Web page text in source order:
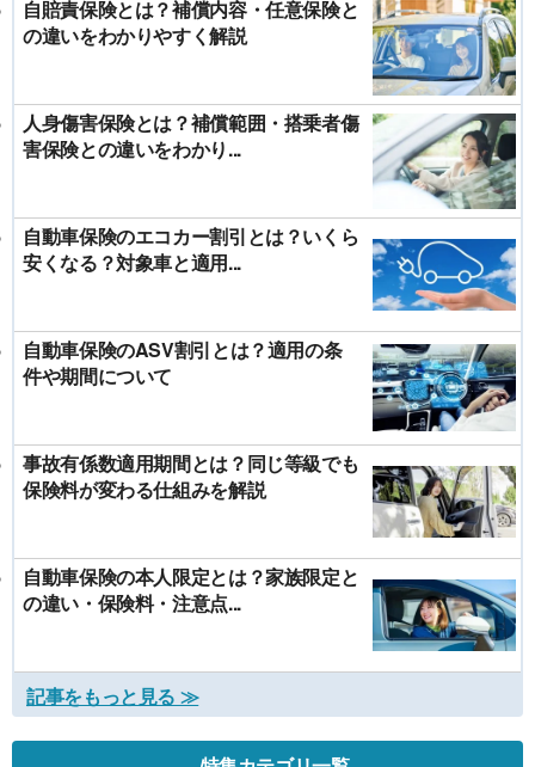
自賠責保険とは？補償内容・任意保険と
の違いをわかりやすく解説
人身傷害保険とは？補償範囲・搭乗者傷
害保険との違いをわかり...
自動車保険のエコカー割引とは？いくら
安くなる？対象車と適用...
自動車保険のASV割引とは？適用の条
件や期間について
事故有係数適用期間とは？同じ等級でも
保険料が変わる仕組みを解説
自動車保険の本人限定とは？家族限定と
の違い・保険料・注意点...
記事をもっと見る ≫